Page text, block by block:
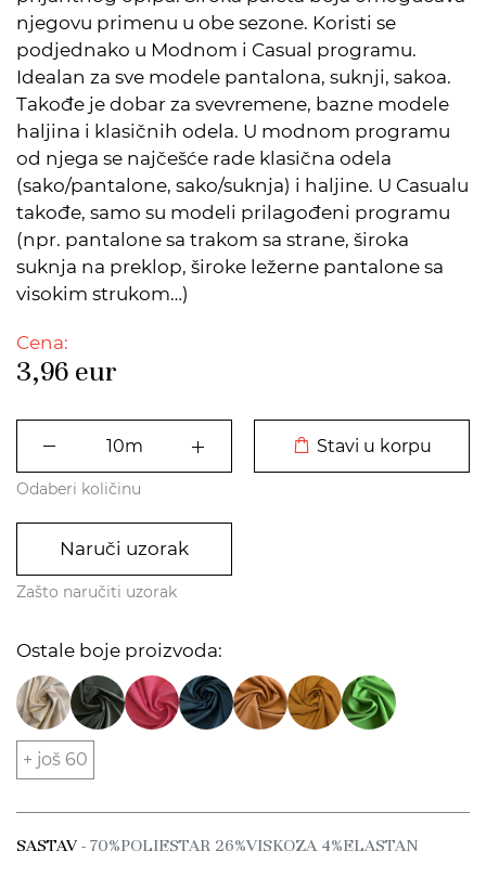
njegovu primenu u obe sezone. Koristi se
podjednako u Modnom i Casual programu.
Idealan za sve modele pantalona, suknji, sakoa.
Takođe je dobar za svevremene, bazne modele
haljina i klasičnih odela. U modnom programu
od njega se najčešće rade klasična odela
(sako/pantalone, sako/suknja) i haljine. U Casualu
takođe, samo su modeli prilagođeni programu
(npr. pantalone sa trakom sa strane, široka
suknja na preklop, široke ležerne pantalone sa
visokim strukom…)
Cena:
3,96 eur
Stavi u korpu
Odaberi količinu
Naruči uzorak
Zašto naručiti uzorak
Ostale boje proizvoda:
+ još 60
SASTAV- 70%POLIESTAR 26%VISKOZA 4%ELASTAN